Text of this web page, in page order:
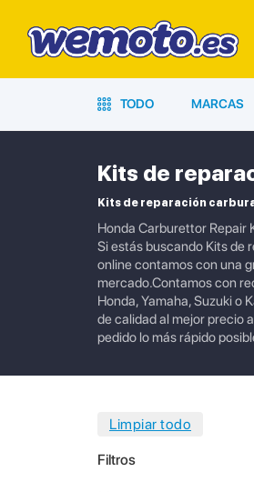
TODO MARCAS
Kits de
Kits de reparación
Honda Carburettor Repair
Si estás buscando Kits de
online contamos con una
mercado.Contamos con
Honda, Yamaha, Suzuki o
de calidad al mejor precio
pedido lo más rápido
Filtros